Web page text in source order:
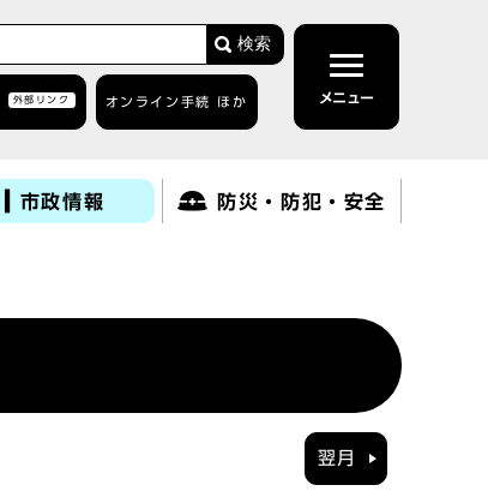
検索
外部リンク オンライン手続 ほか メニュー
市政情報 防災・防犯・安全
翌月